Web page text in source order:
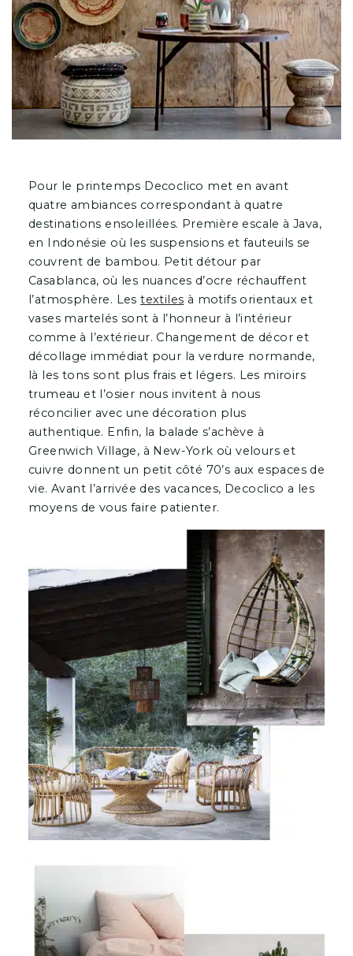
Pour le printemps Decoclico met en avant
quatre ambiances correspondant à quatre
destinations ensoleillées. Première escale à Java,
en Indonésie où les suspensions et fauteuils se
couvrent de bambou. Petit détour par
Casablanca, où les nuances d’ocre réchauffent
l’atmosphère. Lestextiles à motifs orientaux et
vases martelés sont à l’honneur à l’intérieur
comme à l’extérieur. Changement de décor et
décollage immédiat pour la verdure normande,
là les tons sont plus frais et légers. Les miroirs
trumeau et l’osier nous invitent à nous
réconcilier avec une décoration plus
authentique. Enfin, la balade s’achève à
Greenwich Village, à New-York où velours et
cuivre donnent un petit côté 70’s aux espaces de
vie. Avant l’arrivée des vacances, Decoclico a les
moyens de vous faire patienter.